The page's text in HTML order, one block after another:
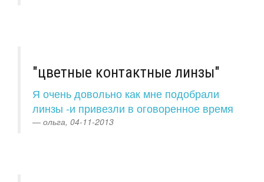
"цветные контактные линзы"
Я очень довольно как мне подобрали
линзы -и привезли в оговоренное время
ольга, 04-11-2013